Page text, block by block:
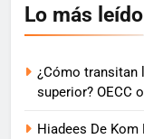
Lo más leído
¿Cómo transitan
superior? OECC
Hiadees De